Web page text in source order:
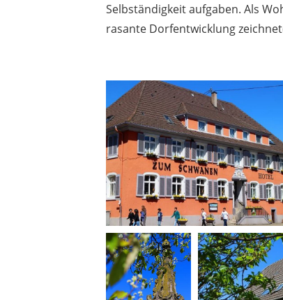
Selbständigkeit aufgaben. Als
rasante Dorfentwicklung